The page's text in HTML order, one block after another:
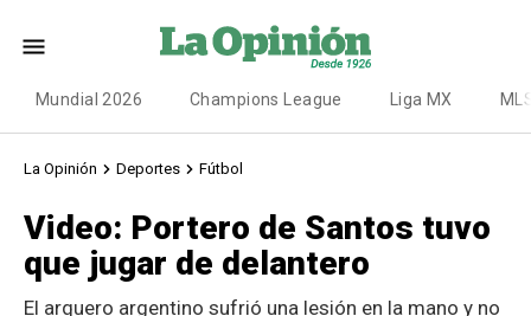
Mundial 2026 Champions League Liga MX
La Opinión Deportes Fútbol
Video: Portero de Santos tuvo
que jugar de delantero
El arquero argentino sufrió una lesión en la mano y no